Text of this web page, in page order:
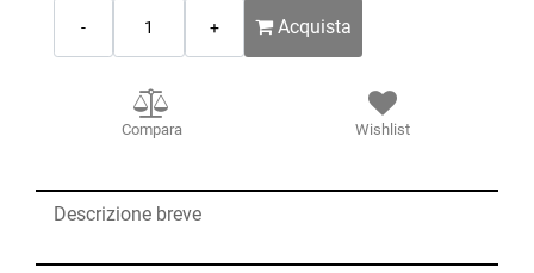
Acquista
Compara Wishlist
Descrizione breve